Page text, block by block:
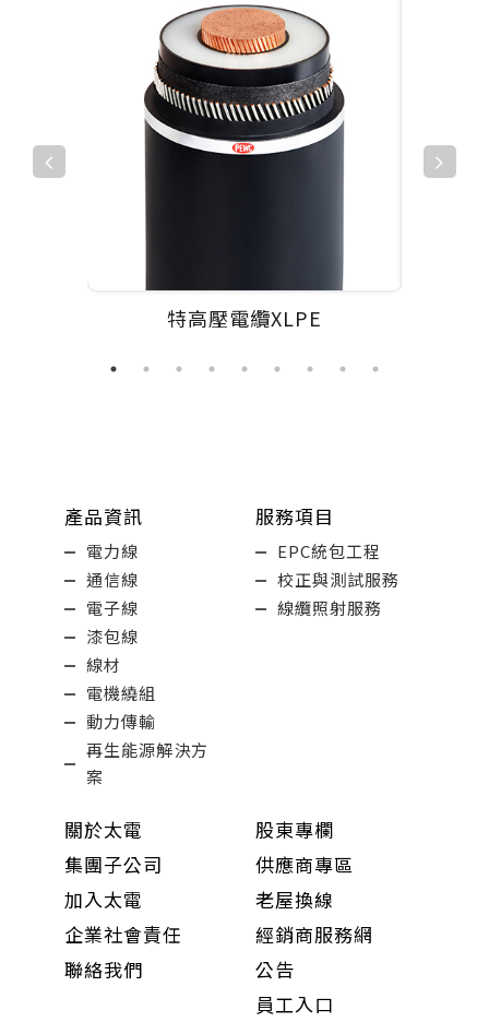
特高壓電纜XLPE
產品資訊
電力線
通信線
電子線
漆包線
線材
電機繞組
動力傳輸
再生能源解決方
案
服務項目
EPC統包工程
校正與測試服務
線纜照射服務
關於太電
集團子公司
加入太電
企業社會責任
聯絡我們
股東專欄
供應商專區
老屋換線
經銷商服務網
公告
員工入口